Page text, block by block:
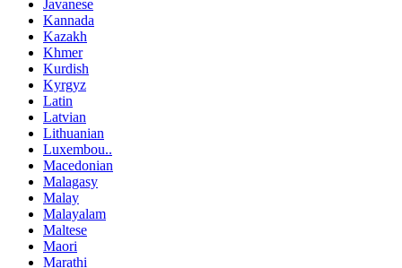
Javanese
Kannada
Kazakh
Khmer
Kurdish
Kyrgyz
Latin
Latvian
Lithuanian
Luxembou..
Macedonian
Malagasy
Malay
Malayalam
Maltese
Maori
Marathi